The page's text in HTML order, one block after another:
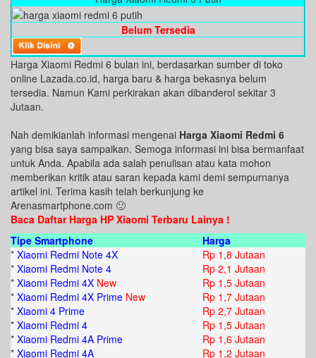
Belum Tersedia
Harga Xiaomi Redmi 6 bulan ini, berdasarkan sumber di toko
online Lazada.co.id, harga baru & harga bekasnya belum
tersedia. Namun Kami perkirakan akan dibanderol sekitar 3
Jutaan.
Nah demikianlah informasi mengenai Harga Xiaomi Redmi 6
yang bisa saya sampaikan. Semoga informasi ini bisa bermanfaat
untuk Anda. Apabila ada salah penulisan atau kata mohon
memberikan kritik atau saran kepada kami demi sempurnanya
artikel ini. Terima kasih telah berkunjung ke
Arenasmartphone.com 🙂
Baca Daftar Harga HP Xiaomi Terbaru Lainya !
Tipe Smartphone
Harga
* Xiaomi Redmi Note 4X
Rp 1,8 Jutaan
* Xiaomi Redmi Note 4
Rp 2,1 Jutaan
* Xiaomi Redmi 4X New
Rp 1,5 Jutaan
* Xiaomi Redmi 4X Prime New
Rp 1,7 Jutaan
* Xiaomi 4 Prime
Rp 2,7 Jutaan
* Xiaomi Redmi 4
Rp 1,5 Jutaan
* Xiaomi Redmi 4A Prime
Rp 1,6 Jutaan
* Xiaomi Redmi 4A
Rp 1,2 Jutaan